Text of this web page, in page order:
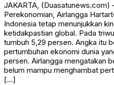
JAKARTA, (Duasatunews.com)
Perekonomian, Airlangga
Indonesia tetap menunjukkan
ketidakpastian global. Pada
tumbuh 5,29 persen. Angka itu
pertumbuhan ekonomi dunia
persen. Airlangga mengatakan
belum mampu menghambat
[…]